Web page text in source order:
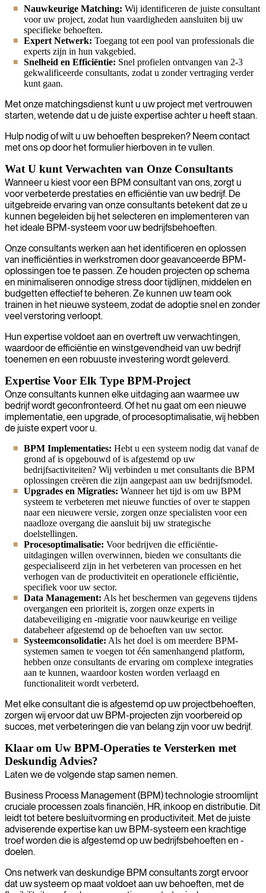
Nauwkeurige Matching: Wij identificeren de juiste consultant
voor uw project, zodat hun vaardigheden aansluiten bij uw
specifieke behoeften.
Expert Netwerk: Toegang tot een pool van professionals die
experts zijn in hun vakgebied.
Snelheid en Efficiëntie: Snel profielen ontvangen van 2-3
gekwalificeerde consultants, zodat u zonder vertraging verder
kunt gaan.
Met onze matchingsdienst kunt u uw project met vertrouwen
starten, wetende dat u de juiste expertise achter u heeft staan.
Hulp nodig of wilt u uw behoeften bespreken? Neem contact
met ons op door het formulier hierboven in te vullen.
Wat U kunt Verwachten van Onze Consultants
Wanneer u kiest voor een BPM consultant van ons, zorgt u
voor verbeterde prestaties en efficiëntie van uw bedrijf. De
uitgebreide ervaring van onze consultants betekent dat ze u
kunnen begeleiden bij het selecteren en implementeren van
het ideale BPM-systeem voor uw bedrijfsbehoeften.
Onze consultants werken aan het identificeren en oplossen
van inefficiënties in werkstromen door geavanceerde BPM-
oplossingen toe te passen. Ze houden projecten op schema
en minimaliseren onnodige stress door tijdlijnen, middelen en
budgetten effectief te beheren. Ze kunnen uw team ook
trainen in het nieuwe systeem, zodat de adoptie snel en zonder
veel verstoring verloopt.
Hun expertise voldoet aan en overtreft uw verwachtingen,
waardoor de efficiëntie en winstgevendheid van uw bedrijf
toenemen en een robuuste investering wordt geleverd.
Expertise Voor Elk Type BPM-Project
Onze consultants kunnen elke uitdaging aan waarmee uw
bedrijf wordt geconfronteerd. Of het nu gaat om een nieuwe
implementatie, een upgrade, of procesoptimalisatie, wij hebben
de juiste expert voor u.
BPM Implementaties: Hebt u een systeem nodig dat vanaf de
grond af is opgebouwd of is afgestemd op uw
bedrijfsactiviteiten? Wij verbinden u met consultants die BPM
oplossingen creëren die zijn aangepast aan uw bedrijfsmodel.
Upgrades en Migraties: Wanneer het tijd is om uw BPM
systeem te verbeteren met nieuwe functies of over te stappen
naar een nieuwere versie, zorgen onze specialisten voor een
naadloze overgang die aansluit bij uw strategische
doelstellingen.
Procesoptimalisatie: Voor bedrijven die efficiëntie-
uitdagingen willen overwinnen, bieden we consultants die
gespecialiseerd zijn in het verbeteren van processen en het
verhogen van de productiviteit en operationele efficiëntie,
specifiek voor uw sector.
Data Management: Als het beschermen van gegevens tijdens
overgangen een prioriteit is, zorgen onze experts in
databeveiliging en -migratie voor nauwkeurige en veilige
databeheer afgestemd op de behoeften van uw sector.
Systeemconsolidatie: Als het doel is om meerdere BPM-
systemen samen te voegen tot één samenhangend platform,
hebben onze consultants de ervaring om complexe integraties
aan te kunnen, waardoor kosten worden verlaagd en
functionaliteit wordt verbeterd.
Met elke consultant die is afgestemd op uw projectbehoeften,
zorgen wij ervoor dat uw BPM-projecten zijn voorbereid op
succes, met verbeteringen die van belang zijn voor uw bedrijf.
Klaar om Uw BPM-Operaties te Versterken met
Deskundig Advies?
Laten we de volgende stap samen nemen.
Business Process Management (BPM) technologie stroomlijnt
cruciale processen zoals financiën, HR, inkoop en distributie. Dit
leidt tot betere besluitvorming en productiviteit. Met de juiste
adviserende expertise kan uw BPM-systeem een krachtige
troef worden die is afgestemd op uw bedrijfsbehoeften en -
doelen.
Ons netwerk van deskundige BPM consultants zorgt ervoor
dat uw systeem op maat voldoet aan uw behoeften, met de